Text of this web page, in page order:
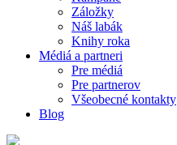
Záložky
Náš labák
Knihy roka
Médiá a partneri
Pre médiá
Pre partnerov
Všeobecné kontakty
Blog